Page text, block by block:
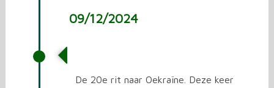
09/12/2024
De 20e rit naar Oekraïne. Deze keer